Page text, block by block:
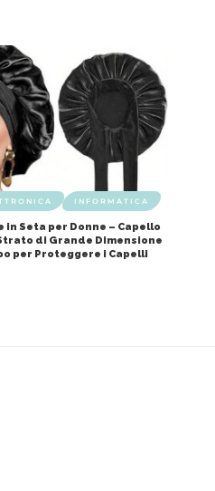
INFORMATICA
Seta per Donne – Capello
di Grande Dimensione
per Proteggere i Capelli